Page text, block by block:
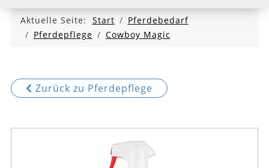
Aktuelle Seite: Start
Pferdebedarf
Pferdepflege
Cowboy Magic
Zurück zu Pferdepflege